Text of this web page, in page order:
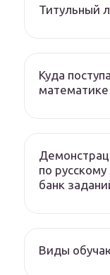
Титульный
Куда
по
банк
Виды